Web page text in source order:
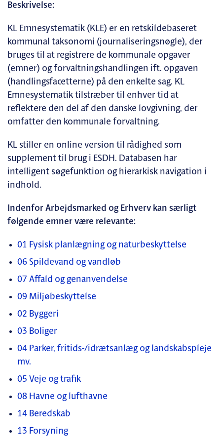
Beskrivelse:
KL Emnesystematik (KLE) er en retskildebaseret
kommunal taksonomi (journaliseringsnøgle), der
bruges til at registrere de kommunale opgaver
(emner) og forvaltningshandlingen ift. opgaven
(handlingsfacetterne) på den enkelte sag. KL
Emnesystematik tilstræber til enhver tid at
reflektere den del af den danske lovgivning, der
omfatter den kommunale forvaltning.
KL stiller en online version til rådighed som
supplement til brug i ESDH. Databasen har
intelligent søgefunktion og hierarkisk navigation i
indhold.
Indenfor Arbejdsmarked og Erhverv kan særligt
følgende emner være relevante:
01 Fysisk planlægning og naturbeskyttelse
06 Spildevand og vandløb
07 Affald og genanvendelse
09 Miljøbeskyttelse
02 Byggeri
03 Boliger
04 Parker, fritids-/idrætsanlæg og landskabspleje
mv.
05 Veje og trafik
08 Havne og lufthavne
14 Beredskab
13 Forsyning